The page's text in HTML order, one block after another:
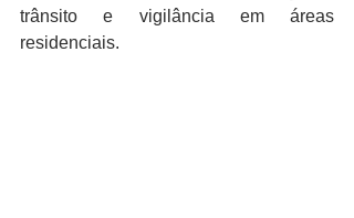
trânsito e vigilância em áreas
residenciais.